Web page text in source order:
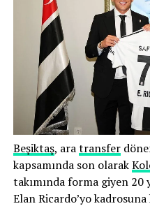
Beşiktaş, aratransfer
kapsamında son olarak
takımında forma giyen 20
Elan Ricardo’yo kadrosuna